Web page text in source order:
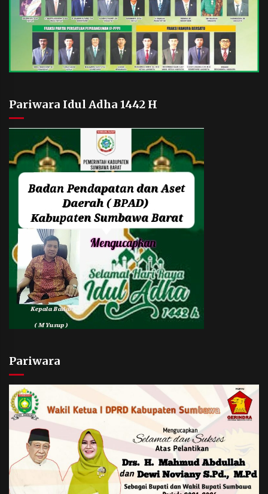
Pariwara Idul Adha 1442 H
Pariwara